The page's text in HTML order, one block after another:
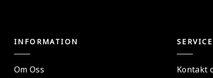
INFORMATION
Om Oss
SERVICE
Kontakt